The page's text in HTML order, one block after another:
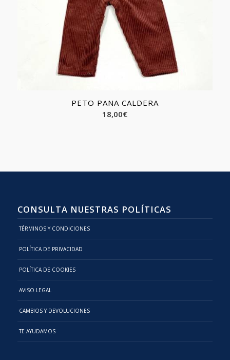
PETO PANA CALDERA
18,00€
CONSULTA NUESTRAS POLÍTICAS
TÉRMINOS Y CONDICIONES
POLÍTICA DE PRIVACIDAD
POLÍTICA DE COOKIES
AVISO LEGAL
CAMBIOS Y DEVOLUCIONES
TE AYUDAMOS